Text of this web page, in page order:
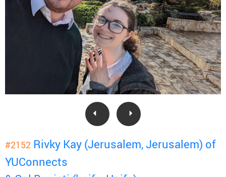
#2152 Rivky Kay (Jerusalem, Jerusalem) of
YUConnects